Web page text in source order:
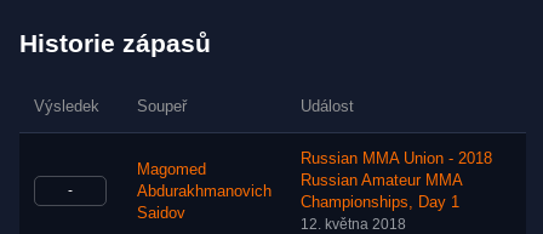
Historie zápasů
Výsledek Soupeř Událost
-
Magomed
Abdurakhmanovich
Saidov
Russian MMA Union - 2018
Russian Amateur MMA
Championships, Day 1
12. května 2018